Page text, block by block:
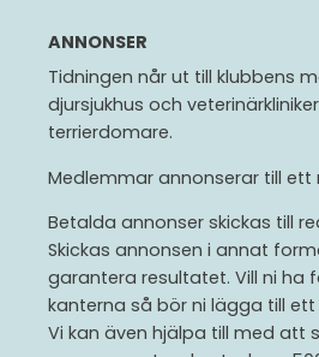
ANNONSER
Tidningen når ut till klubbens
djursjukhus och
terrierdomare.
Medlemmar annonserar till
Betalda annonser skickas till
Skickas annonsen i annat
garantera resultatet. Vill ni ha
kanterna så bör ni lägga till
Vi kan även hjälpa till med att